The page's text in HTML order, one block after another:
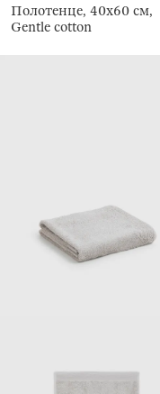
Полотенце, 40х60 см,
Gentle cotton